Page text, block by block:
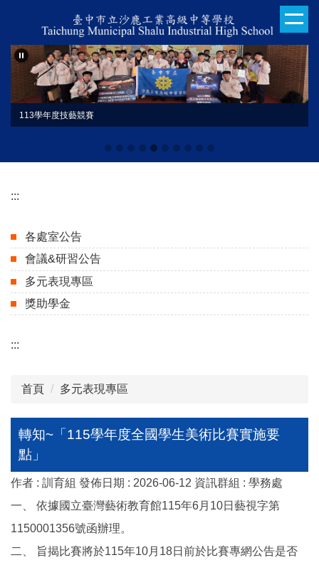
主
要
內
容
113學年度技藝競賽
:::
各處室公告
會議&研習公告
多元表現專區
獎助學金
:::
首頁 多元表現專區
轉知~「115學年度全國學生美術比賽實施要
點」
作者 : 訓育組 發佈日期 : 2026-06-12 資訊群組 : 學務處
一、 依據國立臺灣藝術教育館115年6月10日藝視字第
1150001356號函辦理。
二、 旨揭比賽將於115年10月18日前於比賽專網公告是否